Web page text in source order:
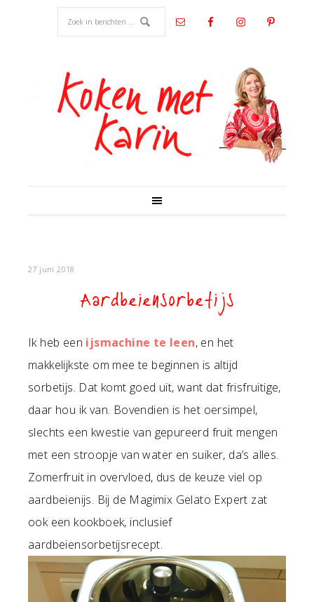
27 juni 2018
Aardbeiensorbetijs
Ik heb een ijsmachine te leen, en het
makkelijkste om mee te beginnen is altijd
sorbetijs. Dat komt goed uit, want dat frisfruitige,
daar hou ik van. Bovendien is het oersimpel,
slechts een kwestie van gepureerd fruit mengen
met een stroopje van water en suiker, da’s alles.
Zomerfruit in overvloed, dus de keuze viel op
aardbeienijs. Bij de Magimix Gelato Expert zat
ook een kookboek, inclusief
aardbeiensorbetijsrecept.